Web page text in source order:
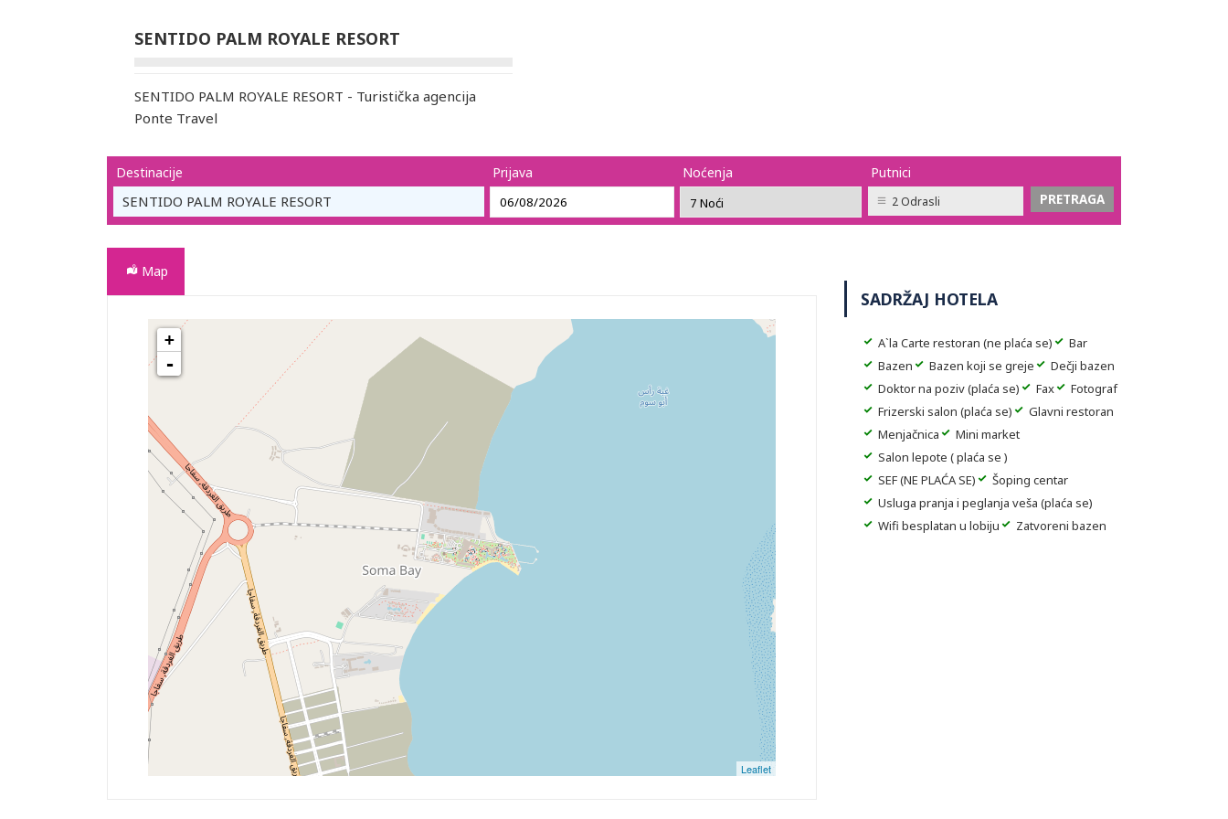
SENTIDO PALM ROYALE RESORT
SENTIDO PALM ROYALE RESORT - Turistička agencija
Ponte Travel
Destinacije
SENTIDO PALM ROYALE RESORT
Prijava Noćenja Putnici
2 Odrasli
Map
SENTIDO PALM ROYALE RESORT
+
-
Leaflet
SADRŽAJ HOTELA
A`la Carte restoran (ne plaća se)
Bar
Bazen
Bazen koji se greje
Dečji bazen
Doktor na poziv (plaća se)
Fax
Fotograf
Frizerski salon (plaća se)
Glavni restoran
Menjačnica
Mini market
Salon lepote ( plaća se )
SEF (NE PLAĆA SE)
Šoping centar
Usluga pranja i peglanja veša (plaća se)
Wifi besplatan u lobiju
Zatvoreni bazen